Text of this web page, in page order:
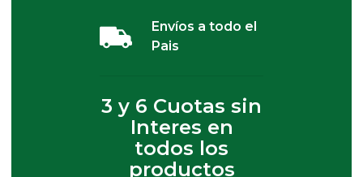
Envíos a todo el
Pais
3 y 6 Cuotas sin
Interes en
todos los
productos